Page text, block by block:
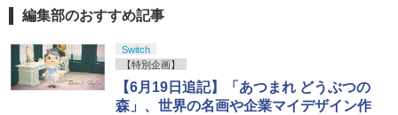
編集部のおすすめ記事
Switch
【特別企画】
【6月19日追記】「あつまれ どうぶつの
森」、世界の名画や企業マイデザイン作